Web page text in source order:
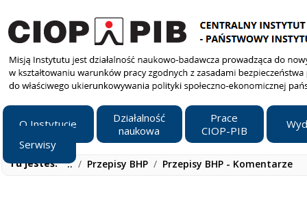
O Instytucie
Działalność
naukowa
Prace
CIOP-PIB
Serwisy
Tu jesteś: ../ Przepisy BHP / Przepisy BHP - Komentarze